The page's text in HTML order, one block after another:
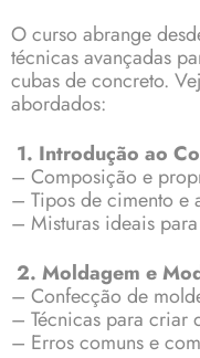
O curso abrange
técnicas avançadas
cubas de concreto.
abordados:
1. Introdução ao
– Composição e
– Tipos de cimento e
– Misturas ideais
2. Moldagem e
– Confecção de
– Técnicas para criar
– Erros comuns e